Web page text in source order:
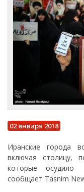
02 января 2018
Иранские города
включая столицу,
которые осудило
сообщает Tasnim